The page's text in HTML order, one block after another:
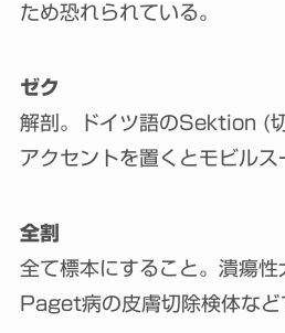
ため恐れられている。
ゼク
解剖。ドイツ語のSektion (
アクセントを置くとモビルス
全割
全て標本にすること。潰瘍
Paget病の皮膚切除検体など